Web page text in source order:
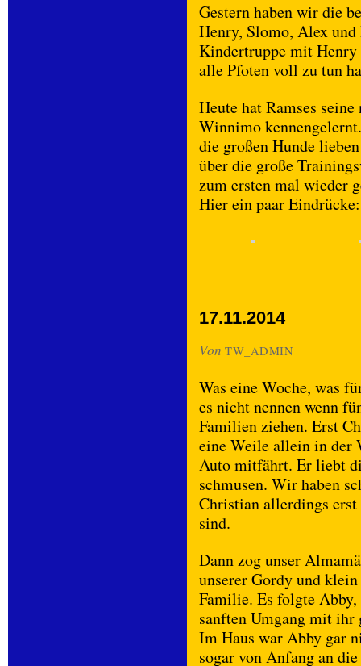
Gestern haben wir die
Henry, Slomo, Alex
Kindertruppe mit Henry
alle Pfoten voll zu tun
Heute hat Ramses
Winnimo
die großen Hunde
über die große
zum ersten mal wieder
Hier ein paar Eindrücke:
17.11.2014
Von TW_ADMIN
Was eine Woche, was
es nicht nennen wenn
Familien ziehen. Erst
eine Weile allein in der
Auto mitfährt. Er liebt
schmusen. Wir haben
Christian allerdings erst
sind.
Dann zog unser
unserer Gordy und
Familie. Es folgte
sanften Umgang mit ihr
Im Haus war Abby gar
sogar von Anfang an